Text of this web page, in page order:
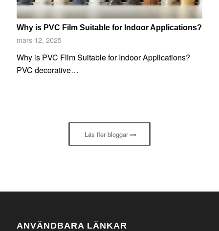
Why is PVC Film Suitable for Indoor Applications?
mars 12, 2025
Why is PVC Film Suitable for Indoor Applications?
PVC decorative…
Läs fler bloggar
ANVÄNDBARA LÄNKAR